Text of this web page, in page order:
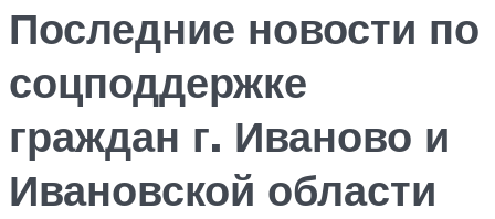
Последние новости по
соцподдержке
граждан г. Иваново и
Ивановской области